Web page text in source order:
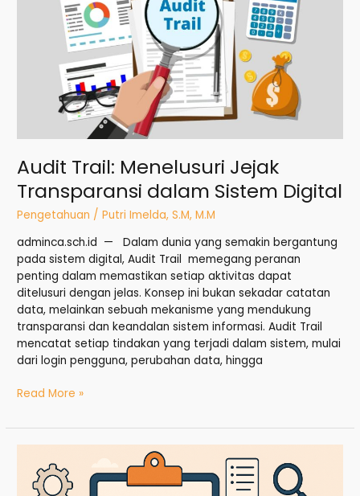
Audit Trail: Menelusuri Jejak
Transparansi dalam Sistem Digital
Pengetahuan /Putri Imelda, S.M, M.M
adminca.sch.id — Dalam dunia yang semakin bergantung
pada sistem digital, Audit Trail memegang peranan
penting dalam memastikan setiap aktivitas dapat
ditelusuri dengan jelas. Konsep ini bukan sekadar catatan
data, melainkan sebuah mekanisme yang mendukung
transparansi dan keandalan sistem informasi. Audit Trail
mencatat setiap tindakan yang terjadi dalam sistem, mulai
dari login pengguna, perubahan data, hingga
Menelusuri
Transparansi
Read More »
Kelola
Dokumen: